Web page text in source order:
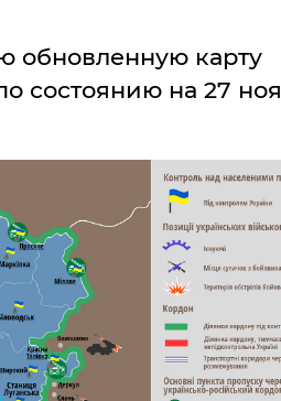
обновленную карту
состоянию на 27